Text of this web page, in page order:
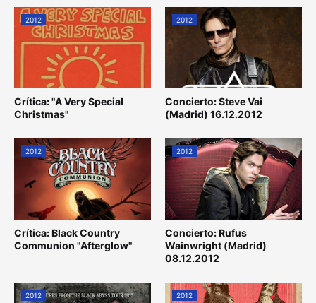
2012
Crítica: "A Very Special
Christmas"
2012
Concierto: Steve Vai
(Madrid) 16.12.2012
2012
Crítica: Black Country
Communion "Afterglow"
2012
Concierto: Rufus
Wainwright (Madrid)
08.12.2012
2012 2012